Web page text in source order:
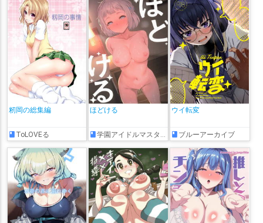
籾岡の総集編
ToLOVEる
ほどける
学園アイドルマスター
ウイ転変
ブルーアーカイブ